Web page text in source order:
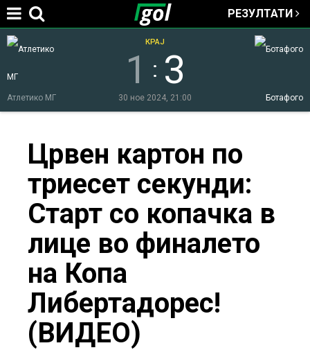
Jump to navigation
РЕЗУЛТАТИ
Атлетико МГ Ботафого
1 : 3
КРАЈ
30 ное 2024, 21:00
here
Црвен картон по
триесет секунди:
Старт со копачка в
лице во финалето
на Копа
Либертадорес!
(ВИДЕО)